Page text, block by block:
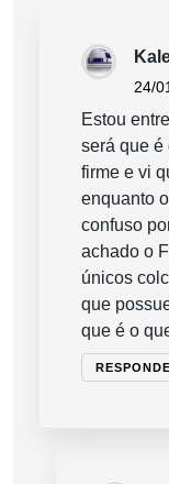
24/
Estou
será que é
firme e vi
enquanto
confuso
achado o
únicos
que
que é o